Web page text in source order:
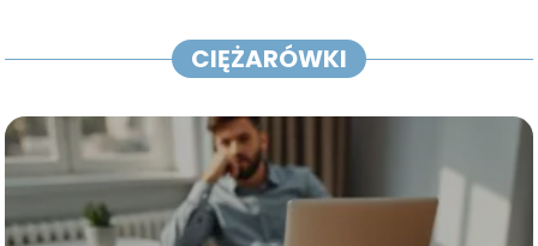
CIĘŻARÓWKI